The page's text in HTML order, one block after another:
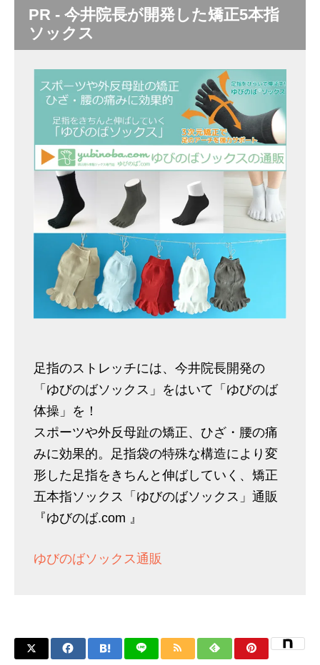
PR - 今井院長が開発した矯正5本指
ソックス
足指のストレッチには、今井院長開発の
「ゆびのばソックス」をはいて「ゆびのば
体操」を！
スポーツや外反母趾の矯正、ひざ・腰の痛
みに効果的。足指袋の特殊な構造により変
形した足指をきちんと伸ばしていく、矯正
五本指ソックス「ゆびのばソックス」通販
『ゆびのば.com 』
ゆびのばソックス通販